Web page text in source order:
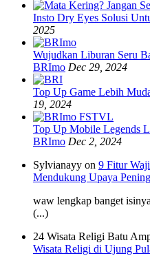
Insto Dry Eyes Solusi
2025
Wujudkan Liburan Seru
BRImo Dec 29, 2024
Top Up Game Lebih
19, 2024
Top Up Mobile Legends
BRImo Dec 2, 2024
Sylvianayy on 9 Fitur
Mendukung Upaya
waw lengkap banget
(...)
24 Wisata Religi Batu
Wisata Religi di Ujung